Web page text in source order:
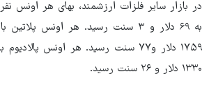
۱۳۳۰ دلار و ۲۶ سنت رسید.